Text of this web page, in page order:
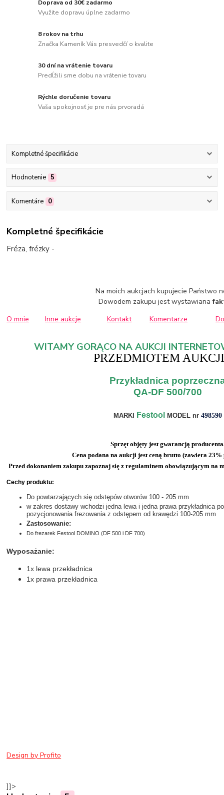
Doprava od 30€ zadarmo
Využite dopravu úplne zadarmo
8 rokov na trhu
Značka Kameník Vás presvedčí o kvalite
30 dní na vrátenie tovaru
Predĺžili sme dobu na vrátenie tovaru
Rýchle doručenie tovaru
Vaša spokojnosť je pre nás prvoradá
Kompletné špecifikácie
Hodnotenie 5
Komentáre 0
Kompletné špecifikácie
Fréza, frézky -
Na moich aukcjach kupujecie Państwo
Dowodem zakupu jest wystawiana
O mnie
Inne aukcje Kontakt Komentarze
WITAMY GORĄCO NA AUKCJI
PRZEDMIOTEM
Przykładnica
QA-DF 500/700
MARKI Festool MODEL nr 498590
Sprzęt objęty jest gwarancją producenta
Cena podana na aukcji jest ceną brutto (zawiera 23%
Przed dokonaniem zakupu zapoznaj się z regulaminem obowiązującym na
Cechy produktu:
Do powtarzających się odstępów otworów 100 - 205 mm
w zakres dostawy wchodzi jedna lewa i jedna prawa przykładnica
pozycjonowania frezowania z odstępem od krawędzi 100-205 mm
Zastosowanie:
Do frezarek Festool DOMINO (DF 500 i DF 700)
Wyposażanie:
1x lewa przekładnica
1x prawa przekładnica
Design by Profito
]]>